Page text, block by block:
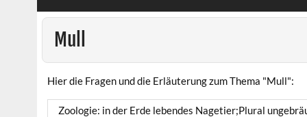
Mull
Hier die Fragen und die Erläuterung zum Thema "Mull":
Zoologie: in der Erde lebendes Nagetier;Plural